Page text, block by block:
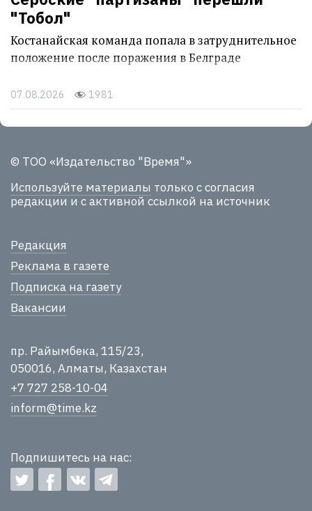
"Тобол"
Костанайская команда попала в затруднительное
положение после поражения в Белграде
07.08.2026 1981
© ТОО «Издательство "Время"»
Используйте материалы только с согласия
редакции и с активной ссылкой на источник
Редакция
Реклама в газете
Подписка на газету
Вакансии
пр. Райымбека, 115/23,
050016, Алматы, Казахстан
+7 727 258-10-04
inform@time.kz
Подпишитесь на нас: